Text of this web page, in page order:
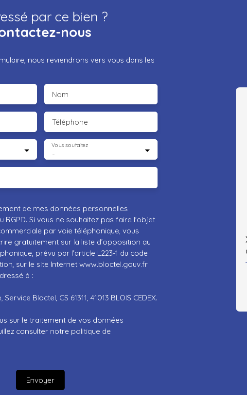
par ce bien ?
nous
nous reviendrons vers vous dans les
Nom
Téléphone
-
Vous souhaitez
de mes données personnelles
RGPD. Si vous ne souhaitez pas faire l'objet
par voie téléphonique, vous
gratuitement sur la liste d'opposition au
prévu par l'article L223-1 du code
sur le site Internet www.bloctel.gouv.fr
à :
Bloctel, CS 61311, 41013 BLOIS CEDEX.
sur le traitement de vos données
consulter notre politique de
Envoyer